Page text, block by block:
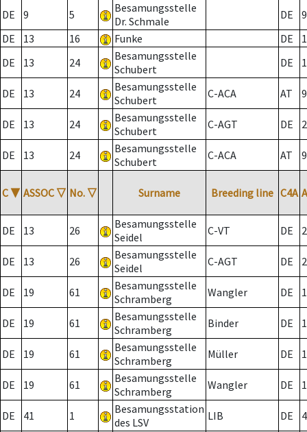
DE 9 5
Besamungsstelle
Dr. Schmale
DE
9
DE
13 16 Funke DE
DE
13 24
Besamungsstelle
Schubert
DE
DE 13 24
Besamungsstelle
Schubert
C-ACA AT
DE 13 24
Besamungsstelle
Schubert
C-AGT DE 2
DE 13 24
Besamungsstelle
Schubert
C-ACA AT
C ▼ ASSOC ▽ No. ▽ Surname Breeding line C4A
DE 13 26
Besamungsstelle
Seidel
C-VT DE 2
DE 13 26
Besamungsstelle
Seidel
C-AGT DE 2
DE 19 61
Besamungsstelle
Schramberg
Wangler DE
DE 19 61
Besamungsstelle
Schramberg
Binder DE 1
DE 19 61
Besamungsstelle
Schramberg
Müller DE
DE 19 61
Besamungsstelle
Schramberg
Wangler DE
DE 41 1
Besamungsstation
des LSV
LIB DE